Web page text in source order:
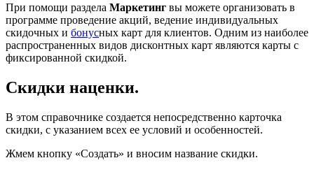
При помощи раздела Маркетинг вы можете организовать в
программе проведение акций, ведение индивидуальных
скидочных и бонусных карт для клиентов. Одним из наиболее
распространенных видов дисконтных карт являются карты с
фиксированной скидкой.
Скидки наценки.
В этом справочнике создается непосредственно карточка
скидки, с указанием всех ее условий и особенностей.
Жмем кнопку «Создать» и вносим название скидки.